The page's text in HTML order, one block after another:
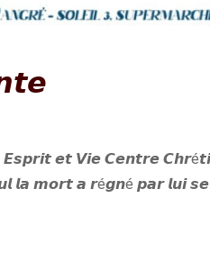
𝙚𝙩 𝙑𝙞𝙚 𝘾𝙚𝙣𝙩𝙧𝙚
𝙢𝙤𝙧𝙩 𝙖 𝙧é𝙜𝙣é 𝙥𝙖𝙧 𝙡𝙪𝙞